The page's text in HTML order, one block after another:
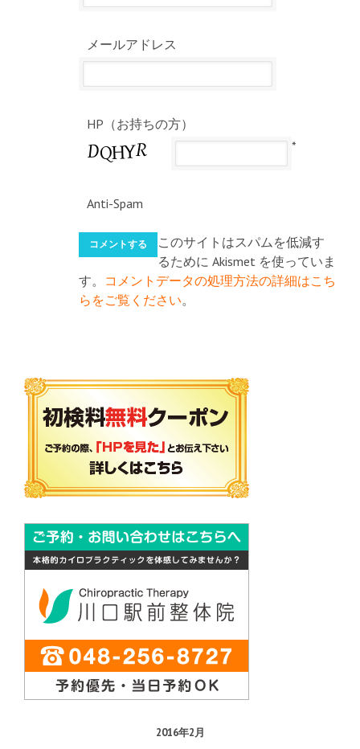
メールアドレス
HP（お持ちの方）
Anti-Spam
*
このサイトはスパムを低減す
るために Akismet を使っていま
す。 コメントデータの処理方法の詳細はこち
らをご覧ください。
2016年2月